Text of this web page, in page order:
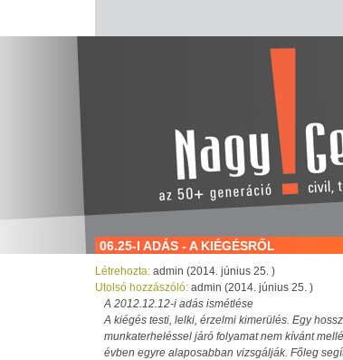
06.25-I ADÁS - A KIÉGÉSRŐL
Létrehozta: admin (2014. június 25. )
Utolsó hozzászóló: admin (2014. június 25. )
A 2012.12.12-i adás ismétlése
A kiégés testi, lelki, érzelmi kimerülés. Egy
munkaterheléssel járó folyamat nem kívánt
évben egyre alaposabban vizsgálják. Főleg